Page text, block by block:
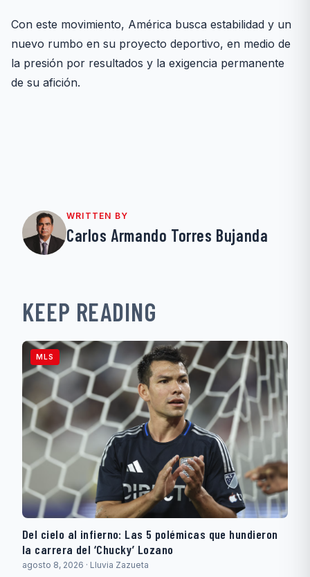
Con este movimiento, América busca estabilidad y un
nuevo rumbo en su proyecto deportivo, en medio de
la presión por resultados y la exigencia permanente
de su afición.
WRITTEN BY
Carlos Armando Torres Bujanda
KEEP READING
MLS
Del cielo al infierno: Las 5 polémicas que hundieron
la carrera del ‘Chucky’ Lozano
agosto 8, 2026 · Lluvia Zazueta